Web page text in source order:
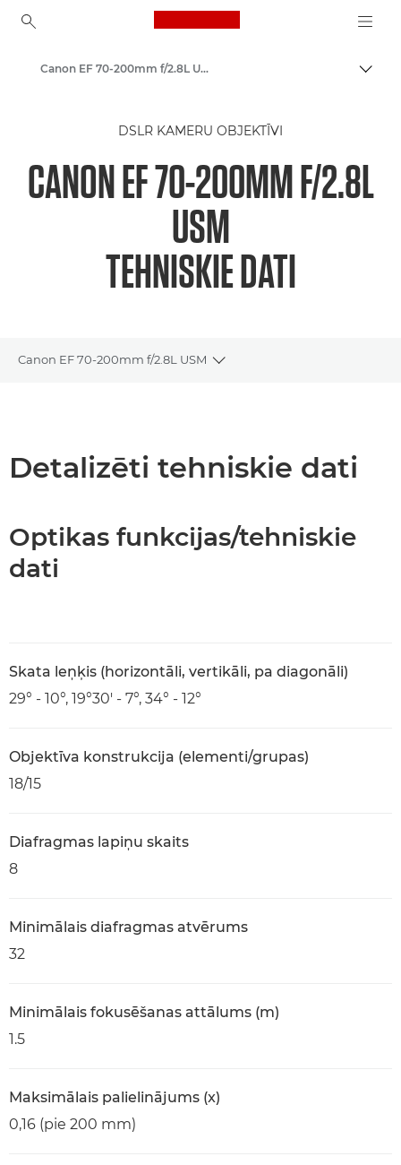
Canon Logo, back to
Canon kameru objektīvi
Canon EF 70-200mm f/2.8L USM - Lenses - Camera & Photo lenses
DSLR KAMERU OBJEKTĪVI
CANON EF 70-200MM F/2.8L
USM
TEHNISKIE DATI
Canon EF 70-200mm f/2.8L USM
Toggle breadcrumbs
Detalizēti tehniskie dati
Optikas funkcijas/tehniskie
dati
Skata leņķis (horizontāli, vertikāli, pa diagonāli)
29° - 10°, 19°30' - 7°, 34° - 12°
Objektīva konstrukcija (elementi/grupas)
18/15
Diafragmas lapiņu skaits
8
Minimālais diafragmas atvērums
32
Minimālais fokusēšanas attālums (m)
1.5
Maksimālais palielinājums (x)
0,16 (pie 200 mm)